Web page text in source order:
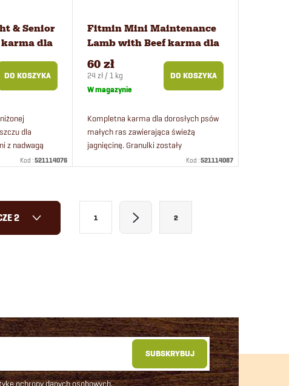
& Senior
dla
DO KOSZYKA
dla
z nadwagą
małych ras.
Kod :521114076
Fitmin Mini Maintenance
Lamb with Beef karma dla
psów 2,5 kg
60 zł
Cena
jednostkowa:
24 zł / 1 kg
W magazynie
DO KOSZYKA
Kompletna karma dla dorosłych psów
małych ras zawierająca świeżą
jagnięcinę. Granulki zostały
opracowane specjalnie dla małych
Kod :521114087
2
a
c
1 2
ochrony danych osobowych.
SUBSKRYBUJ